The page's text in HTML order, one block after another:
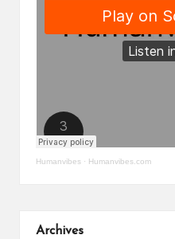
Humanvibes · Humanvibes.com
Archives